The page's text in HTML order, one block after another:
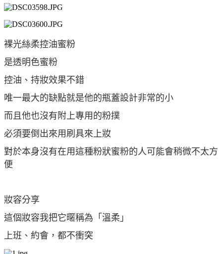
裸光絲柔控油蜜粉
是透明色蜜粉
控油、持妝效果不錯
唯一最大的缺點就是他的瓶蓋設計非常的小
而且他也沒有附上專用的粉撲
必須要倒出來用刷具來上妝
對於本身沒有在用這種粉狀蜜粉的人可能會稍微不太方
便
妝容分享
這個妝容我把它暱稱為「溫柔」
上班、約會，都不衝突